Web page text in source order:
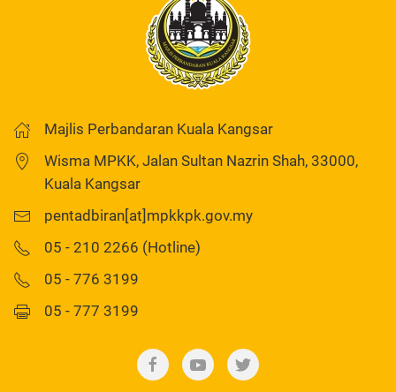
Majlis Perbandaran Kuala Kangsar
Wisma MPKK, Jalan Sultan Nazrin Shah, 33000,
Kuala Kangsar
pentadbiran[at]mpkkpk.gov.my
05 - 210 2266 (Hotline)
05 - 776 3199
05 - 777 3199